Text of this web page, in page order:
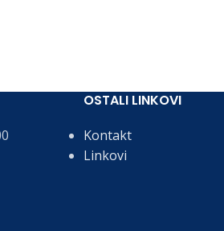
OSTALI LINKOVI
Kontakt
Linkovi